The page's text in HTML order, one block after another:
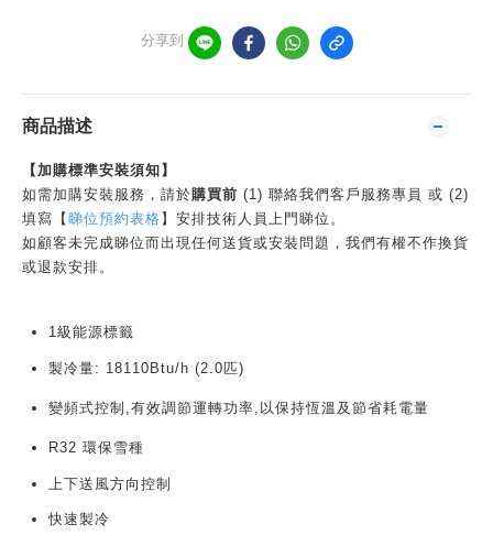
分享到
商品描述
【加購標準安裝須知】
如需加購安裝服務，請於購買前 (1) 聯絡我們客戶服務專員 或 (2)
填寫【 睇位預約表格 】安排技術人員上門睇位。
如顧客未完成睇位而出現任何送貨或安裝問題，我們有權不作換貨
或退款安排。
1級能源標籤
製冷量: 18110Btu/h (2.0匹)
變頻式控制 有效調節運轉功率,以保持恆溫及節省耗電量
R32 環保雪種
上下送風方向控制
快速製冷